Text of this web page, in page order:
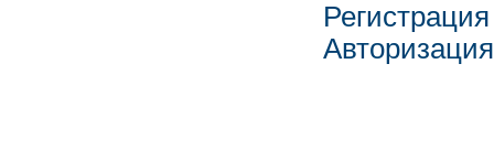
Регистрация
Авторизация